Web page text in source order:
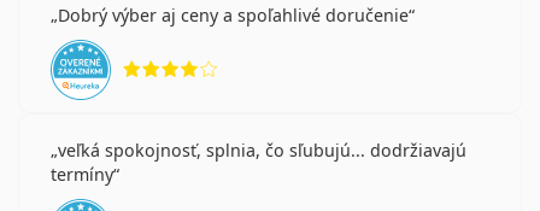
Dobrý výber aj ceny a spoľahlivé doručenie
veľká spokojnosť, splnia, čo sľubujú... dodržiavajú
termíny